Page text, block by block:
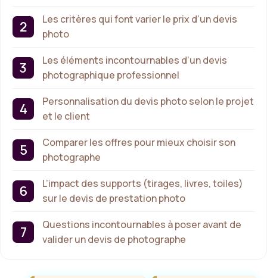
Les critères qui font varier le prix d’un devis
photo
Les éléments incontournables d’un devis
photographique professionnel
Personnalisation du devis photo selon le projet
et le client
Comparer les offres pour mieux choisir son
photographe
L’impact des supports (tirages, livres, toiles)
sur le devis de prestation photo
Questions incontournables à poser avant de
valider un devis de photographe